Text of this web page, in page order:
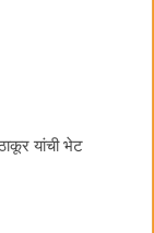
यांची भेट